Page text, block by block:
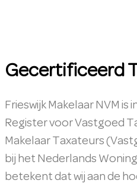
Gecertificeerd
Frieswijk Makelaar NVM
Register voor Vastgoed
Makelaar Taxateurs
bij het Nederlands
betekent dat wij aan de